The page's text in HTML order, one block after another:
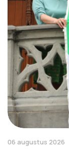
06 augustus 2026